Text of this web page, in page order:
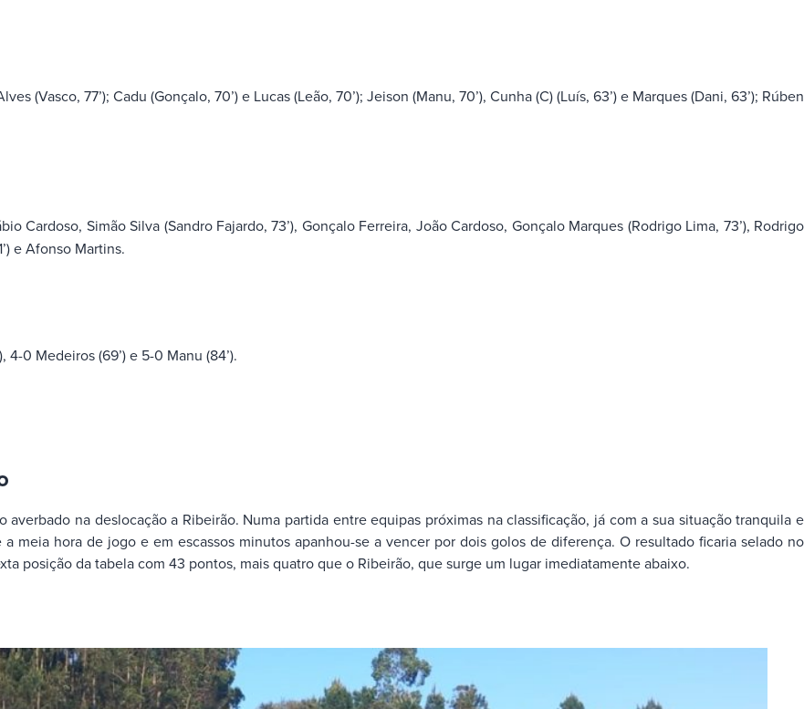
(Vasco, 77’); Cadu (Gonçalo, 70’) e Lucas (Leão, 70’); Jeison (Manu, 70’), Cunha (C) (Luís, 63’) e Marques (Dani, 63’); Rúben
Cardoso, Simão Silva (Sandro Fajardo, 73’), Gonçalo Ferreira, João Cardoso, Gonçalo Marques (Rodrigo Lima, 73’), Rodrigo
e Afonso Martins.
4-0 Medeiros (69’) e 5-0 Manu (84’).
na deslocação a Ribeirão. Numa partida entre equipas próximas na classificação, já com a sua situação tranquila e
meia hora de jogo e em escassos minutos apanhou-se a vencer por dois golos de diferença. O resultado ficaria selado no
posição da tabela com 43 pontos, mais quatro que o Ribeirão, que surge um lugar imediatamente abaixo.